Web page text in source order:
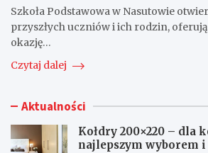
Szkoła Podstawowa w Nasutowie
przyszłych uczniów i ich rodzin,
okazję…
Czytaj dalej
Aktualności
Kołdry 200×220 – dla
najlepszym wyborem